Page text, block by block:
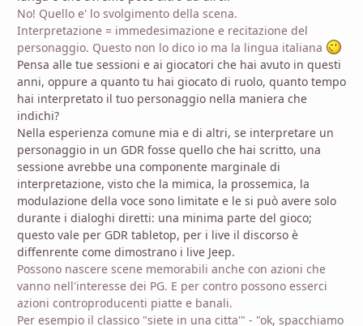
No! Quello e' lo svolgimento della scena.
Interpretazione = immedesimazione e recitazione del
personaggio. Questo non lo dico io ma la lingua italiana
Pensa alle tue sessioni e ai giocatori che hai avuto in questi
anni, oppure a quanto tu hai giocato di ruolo, quanto tempo
hai interpretato il tuo personaggio nella maniera che
indichi?
Nella esperienza comune mia e di altri, se interpretare un
personaggio in un GDR fosse quello che hai scritto, una
sessione avrebbe una componente marginale di
interpretazione, visto che la mimica, la prossemica, la
modulazione della voce sono limitate e le si può avere solo
durante i dialoghi diretti: una minima parte del gioco;
questo vale per GDR tabletop, per i live il discorso è
diffenrente come dimostrano i live Jeep.
Possono nascere scene memorabili anche con azioni che
vanno nell'interesse dei PG. E per contro possono esserci
azioni controproducenti piatte e banali.
Per esempio il classico "siete in una citta'" - "ok, spacchiamo